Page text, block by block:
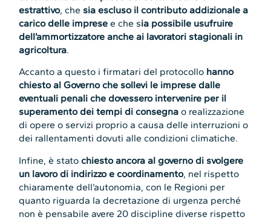
estrattivo, che sia escluso il contributo addizionale a
carico delle imprese e che sia possibile usufruire
dell’ammortizzatore anche ai lavoratori stagionali in
agricoltura.
Accanto a questo i firmatari del protocollo hanno
chiesto al Governo che sollevi le imprese dalle
eventuali penali che dovessero intervenire per il
superamento dei tempi di consegna o realizzazione
di opere o servizi proprio a causa delle interruzioni o
dei rallentamenti dovuti alle condizioni climatiche.
Infine, è statochiesto ancora al governo di svolgere
un lavoro di indirizzo e coordinamento, nel rispetto
chiaramente dell’autonomia, con le Regioni per
quanto riguarda la decretazione di urgenza perché
non è pensabile avere 20 discipline diverse rispetto